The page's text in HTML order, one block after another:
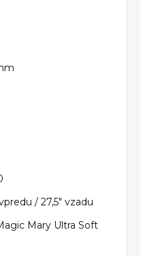
/ 27,5" vzadu
Mary Ultra Soft